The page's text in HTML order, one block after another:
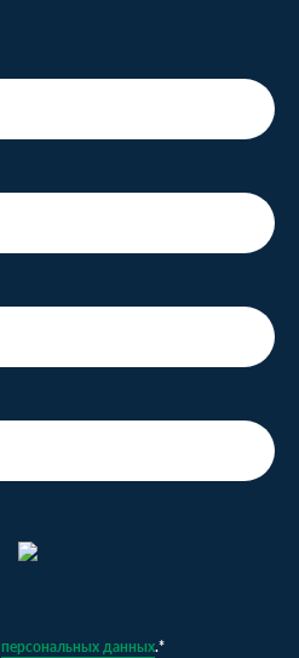
персональных данных.*